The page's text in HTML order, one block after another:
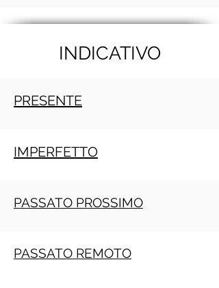
INDICATIVO
PRESENTE
IMPERFETTO
PASSATO PROSSIMO
PASSATO REMOTO